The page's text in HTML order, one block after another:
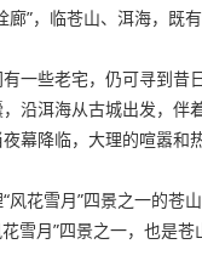
”，临苍山、洱海，既
一些老宅，仍可寻到昔
沿洱海从古城出发，伴
幕降临，大理的喧嚣
花雪月”四景之一的苍
雪月”四景之一，也是